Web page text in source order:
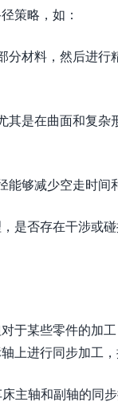
策略，如：
材料，然后进
是在曲面和复
够减少空走时间
是否存在干涉或
于某些零件的加
上进行同步加工，
主轴和副轴的同